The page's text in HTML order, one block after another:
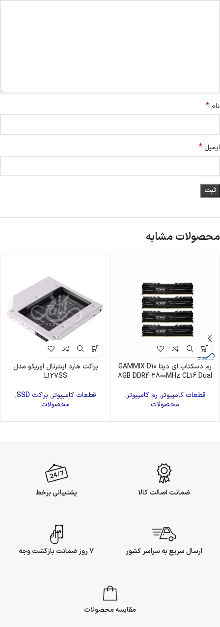
نام*
ایمیل *
محصولات مشابه
رم دسکتاپ ای دیتا GAMMIX D10
8GB DDR4 2800MHz CL16 Dual
قطعات کامپیوتر, رم کامپیوتر,
محصولات
براکت هارد اینترنال اوریکو مدل
L127SS
قطعات کامپیوتر, براکت SSD
,
محصولات
ضمانت اصالت کالا پشتیبانی برخط
ارسال سریع به سراسر کشور 7 روز ضمانت بازگشت وجه
مقایسه محصولات